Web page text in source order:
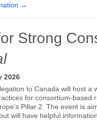
→
Strong
2026
to Canada will host a
for consortium-based
Pillar 2. The event is
will have helpful